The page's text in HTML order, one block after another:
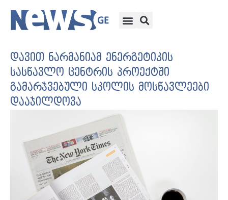
დავით ნარმანიამ ენერგეტიკის
სასწავლო ცენტრის პროექტში
გამარჯვებული სკოლის მოსწავლეები
დააჯილდოვა